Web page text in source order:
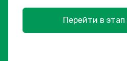
Перейти в